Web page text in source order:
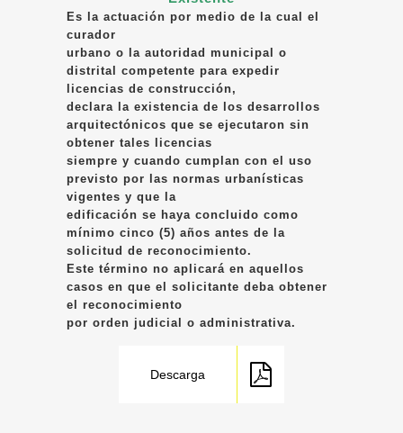
Es la actuación por medio de la cual el
curador
urbano o la autoridad municipal o
distrital competente para expedir
licencias de construcción,
declara la existencia de los desarrollos
arquitectónicos que se ejecutaron sin
obtener tales licencias
siempre y cuando cumplan con el uso
previsto por las normas urbanísticas
vigentes y que la
edificación se haya concluido como
mínimo cinco (5) años antes de la
solicitud de reconocimiento.
Este término no aplicará en aquellos
casos en que el solicitante deba obtener
el reconocimiento
por orden judicial o administrativa.
Descarga